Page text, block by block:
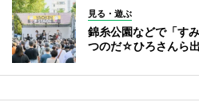
見る・遊ぶ
錦糸公園などで「す
つのだ☆ひろさんら